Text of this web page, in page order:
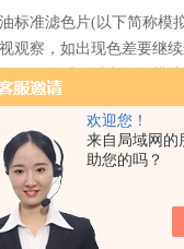
欢迎您！
来自局域网的
助您的吗？
准滤色片(以下简称模拟
观察，如出现色差要继
不一致时，以中间色模
深色、中间色、浅色三
对被检液体样品池进行
误差的检定